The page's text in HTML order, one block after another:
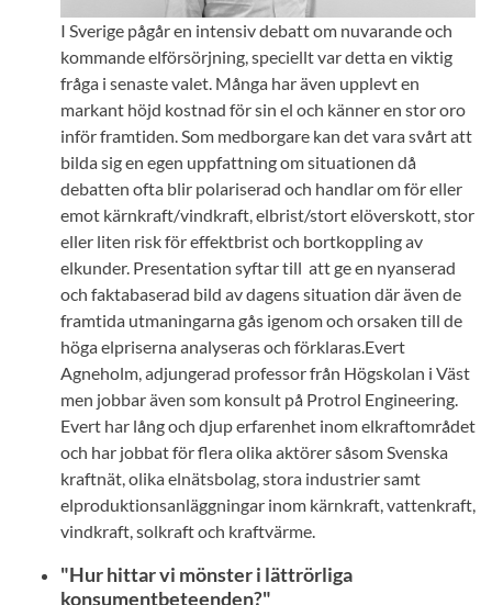
I Sverige pågår en intensiv debatt om nuvarande och
kommande elförsörjning, speciellt var detta en viktig
fråga i senaste valet. Många har även upplevt en
markant höjd kostnad för sin el och känner en stor oro
inför framtiden. Som medborgare kan det vara svårt att
bilda sig en egen uppfattning om situationen då
debatten ofta blir polariserad och handlar om för eller
emot kärnkraft/vindkraft, elbrist/stort elöverskott, stor
eller liten risk för effektbrist och bortkoppling av
elkunder. Presentation syftar till att ge en nyanserad
och faktabaserad bild av dagens situation där även de
framtida utmaningarna gås igenom och orsaken till de
höga elpriserna analyseras och förklaras.Evert
Agneholm, adjungerad professor från Högskolan i Väst
men jobbar även som konsult på Protrol Engineering.
Evert har lång och djup erfarenhet inom elkraftområdet
och har jobbat för flera olika aktörer såsom Svenska
kraftnät, olika elnätsbolag, stora industrier samt
elproduktionsanläggningar inom kärnkraft, vattenkraft,
vindkraft, solkraft och kraftvärme.
"Hur hittar vi mönster i lättrörliga
konsumentbeteenden?"